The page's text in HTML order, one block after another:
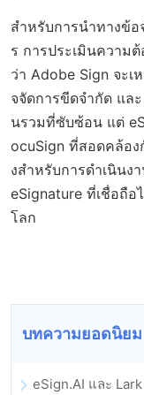
สำหรับการนำทางข้
ร การประเมินความ
ว่า Adobe Sign จะ
จจัดการขีดจำกัด แล
นรวมที่ซับซ้อน แต่
ocuSign ที่สอดคล้อ
งสำหรับการดำเนินง
eSignature ที่เชื่อถือ
โลก
บทความยอดนิยม